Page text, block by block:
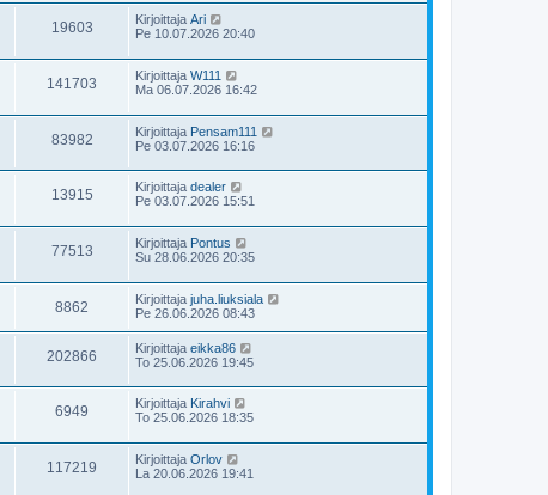
19603 Kirjoittaja Ari
Pe 10.07.2026 20:40
141703 Kirjoittaja W111
Ma 06.07.2026 16:42
83982 Kirjoittaja Pensam111
Pe 03.07.2026 16:16
13915 Kirjoittaja dealer
Pe 03.07.2026 15:51
77513 Kirjoittaja Pontus
Su 28.06.2026 20:35
8862 Kirjoittaja juha.liuksiala
Pe 26.06.2026 08:43
202866 Kirjoittaja eikka86
To 25.06.2026 19:45
6949 Kirjoittaja Kirahvi
To 25.06.2026 18:35
117219 Kirjoittaja Orlov
La 20.06.2026 19:41